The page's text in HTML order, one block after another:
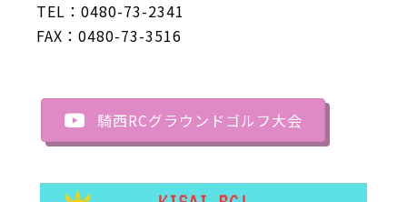
TEL：0480-73-2341
FAX：0480-73-3516
騎西RCグラウンドゴルフ大会